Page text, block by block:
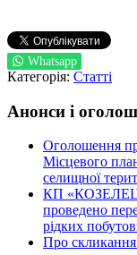
Whatsapp
Категорія: Статті
Анонси і
Оголошення
Місцевого
селищної
КП
проведено
рідких
Про скликання